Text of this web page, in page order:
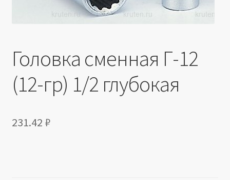
Головка сменная Г-12
(12-гр) 1/2 глубокая
231.42 ₽